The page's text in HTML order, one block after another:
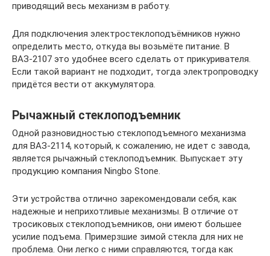
приводящий весь механизм в работу.
Для подключения электростеклоподъёмников нужно
определить место, откуда вы возьмёте питание. В
ВАЗ-2107 это удобнее всего сделать от прикуривателя.
Если такой вариант не подходит, тогда электропроводку
придётся вести от аккумулятора.
Рычажный стеклоподъемник
Одной разновидностью стеклоподъемного механизма
для ВАЗ-2114, который, к сожалению, не идет с завода,
является рычажный стеклоподъемник. Выпускает эту
продукцию компания Ningbo Stone.
Эти устройства отлично зарекомендовали себя, как
надежные и неприхотливые механизмы. В отличие от
тросиковых стеклоподъемников, они имеют большее
усилие подъема. Примерзшие зимой стекла для них не
проблема. Они легко с ними справляются, тогда как